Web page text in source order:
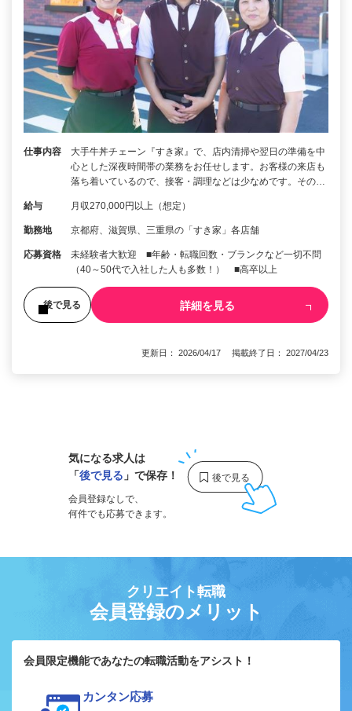
仕事内容
大手牛丼チェーン『すき家』で、店内清掃や翌日の準備を中
心とした深夜時間帯の業務をお任せします。お客様の来店も
落ち着いているので、接客・調理などは少なめです。その…
給与 月収270,000円以上（想定）
勤務地 京都府、滋賀県、三重県の「すき家」各店舗
応募資格
未経験者大歓迎 ■年齢・転職回数・ブランクなど一切不問
（40～50代で入社した人も多数！） ■高卒以上
後で見る 詳細を見る
更新日： 2026/04/17 掲載終了日： 2027/04/23
気になる求人は
「後で見る 」で保存！
会員登録なしで、
何件でも応募できます。
クリエイト転職
会員登録のメリット
会員限定機能であなたの転職活動をアシスト！
カンタン応募